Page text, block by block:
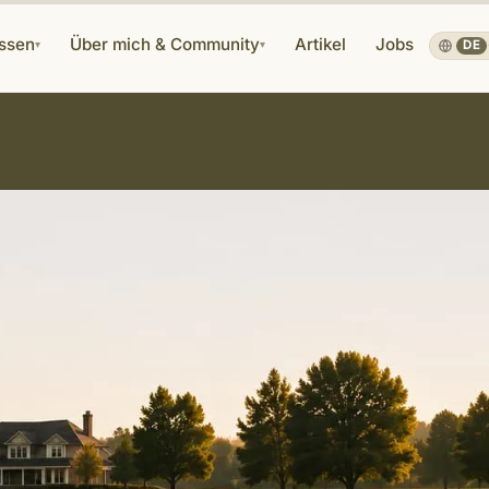
▾ Über mich & Community▾ Artikel Jobs DE